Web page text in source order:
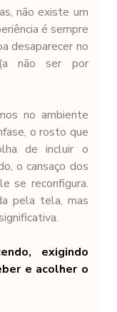
não existe um
é sempre
desaparecer no
não ser por
no ambiente
o rosto que
de incluir o
o cansaço dos
se reconfigura.
pela tela, mas
exigindo
e acolher o